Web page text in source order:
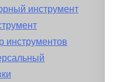
инструмент
инструментов